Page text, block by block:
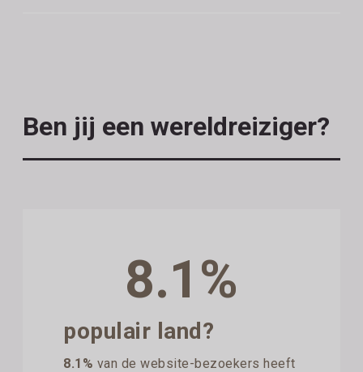
Ben jij een wereldreiziger?
8.1%
populair land?
8.1% van de website-bezoekers heeft